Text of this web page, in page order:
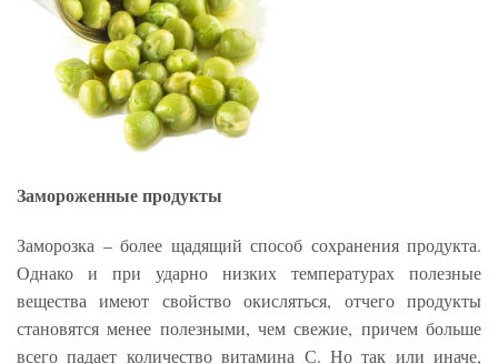
Замороженные продукты
Заморозка – более щадящий способ сохранения продукта.
Однако и при ударно низких температурах полезные
вещества имеют свойство окисляться, отчего продукты
становятся менее полезными, чем свежие, причем больше
всего падает количество витамина С. Но так или иначе,